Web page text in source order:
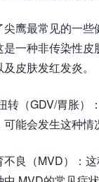
鹰最常见的一些
是一种非传染性
皮肤发红发炎。
转（GDV/胃胀）
能会发生这种情
不良（MVD）：